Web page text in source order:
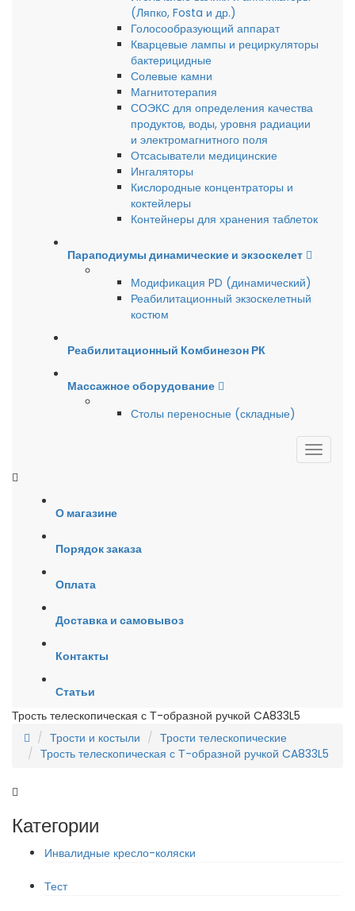
(Ляпко, Fosta и др.)
Голосообразующий аппарат
Кварцевые лампы и рециркуляторы
бактерицидные
Солевые камни
Магнитотерапия
СОЭКС для определения качества
продуктов, воды, уровня радиации
и электромагнитного поля
Отсасыватели медицинские
Ингаляторы
Кислородные концентраторы и
коктейлеры
Контейнеры для хранения таблеток
Параподиумы динамические и экзоскелет
Модификация PD (динамический)
Реабилитационный экзоскелетный
костюм
Реабилитационный Комбинезон РК
Массажное оборудование
Столы переносные (складные)
О магазине
Порядок заказа
Оплата
Доставка и самовывоз
Контакты
Статьи
Трость телескопическая с Т-образной ручкой CA833L5
Трости и костыли
Трости телескопические
Трость телескопическая с Т-образной ручкой CA833L5
Категории
Инвалидные кресло-коляски
Тест